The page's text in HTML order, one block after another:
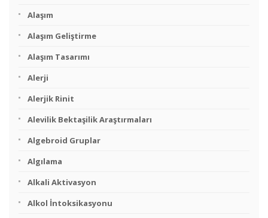
Alaşım
Alaşım Geliştirme
Alaşım Tasarımı
Alerji
Alerjik Rinit
Alevilik Bektaşilik Araştırmaları
Algebroid Gruplar
Algılama
Alkali Aktivasyon
Alkol İntoksikasyonu